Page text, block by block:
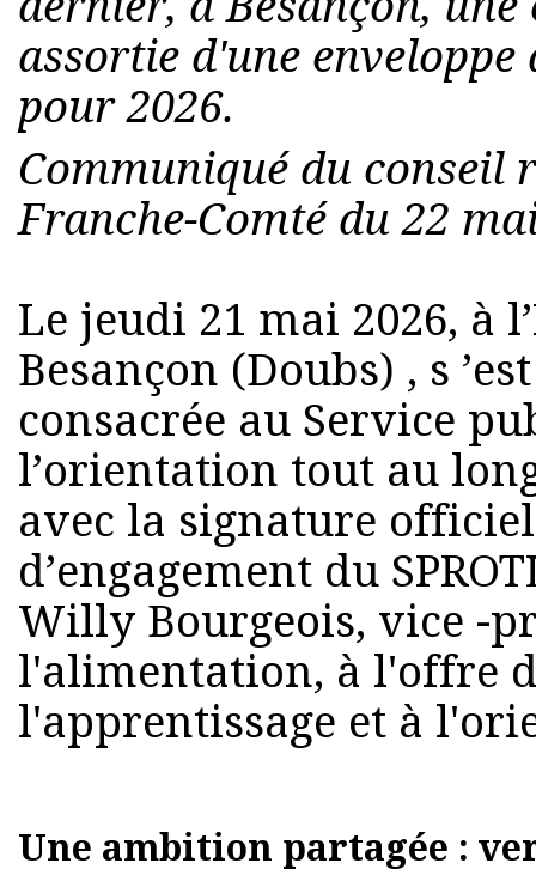
assortie d'une
pour 2026.
Communiqué du conseil
Franche-Comté du 22
Le jeudi 21 mai 2026, à
Besançon (Doubs) , s
consacrée au Service
l’orientation tout au
avec la signature
d’engagement du
Willy Bourgeois, vice -
l'alimentation, à l'offre
l'apprentissage et à
Une ambition partagée :